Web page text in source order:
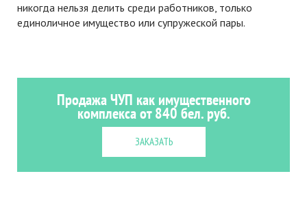
никогда нельзя делить среди работников, только
единоличное имущество или супружеской пары.
Продажа ЧУП как имущественного
комплекса от 840 бел. руб.
ЗАКАЗАТЬ